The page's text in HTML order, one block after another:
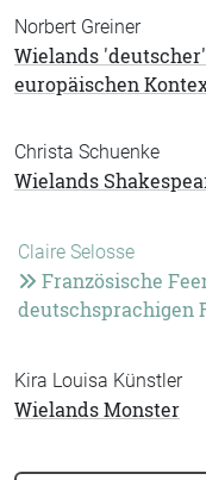
Norbert Greiner
Wielands
europäischen
Christa Schuenke
Wielands
Claire Selosse
Französische
deutschsprachigen
Kira Louisa Künstler
Wielands Monster